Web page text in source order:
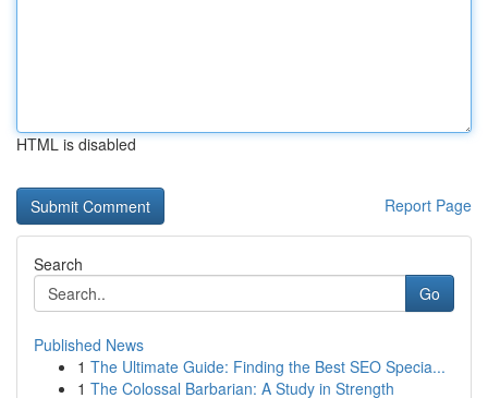
HTML is disabled
Report Page
Search
Go
Published News
1 The Ultimate Guide: Finding the Best SEO Specia...
1 The Colossal Barbarian: A Study in Strength